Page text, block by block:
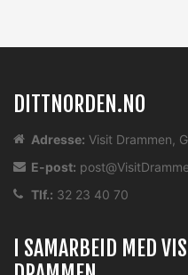
DITTNORDEN.NO
Adresse: Visit Drammen,
E-post:
Tlf.: 32 23 40 70
I SAMARBEID MED